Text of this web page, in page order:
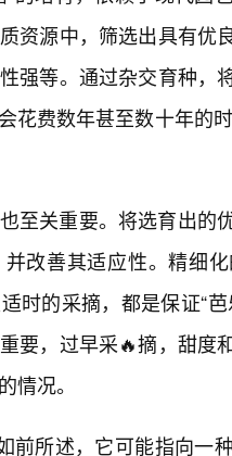
资源中，筛选出具有优
强等。通过杂交育种，
花费数年甚至数十年的
至关重要。将选育出的
改善其适应性。精细
时的采摘，都是保证“芭
要，过早采🔥摘，甜度
情况。
前所述，它可能指向一